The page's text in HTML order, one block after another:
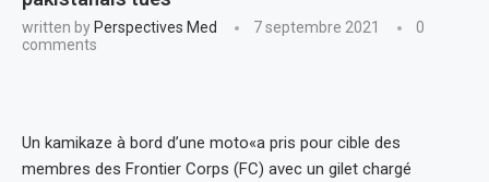
written by Perspectives Med 7 septembre 2021
0
comments
Un kamikaze à bord d’une moto«a pris pour cible des
membres des Frontier Corps (FC) avec un gilet chargé